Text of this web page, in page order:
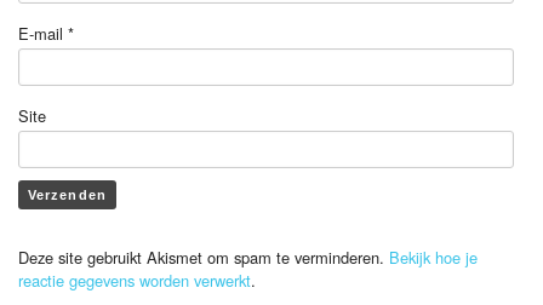
E-mail *
Site
Deze site gebruikt Akismet om spam te verminderen. Bekijk hoe je
reactie gegevens worden verwerkt.